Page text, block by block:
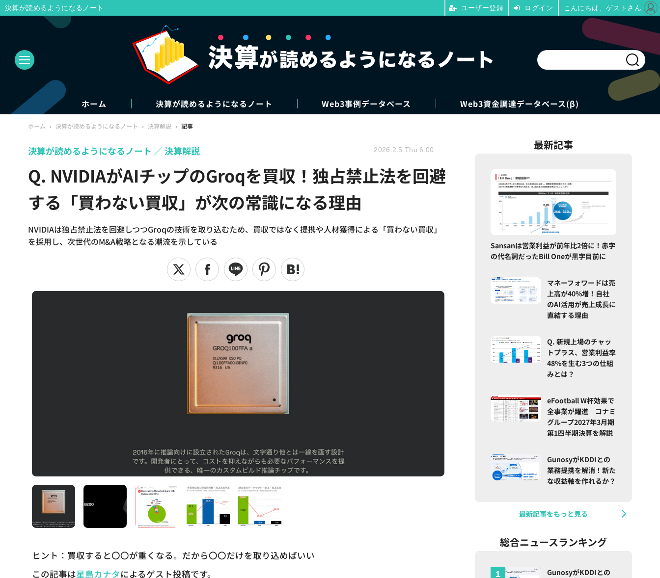
ホーム 決算が読めるようになるノート Web3事例データベース Web3資金調達データベース(β)
ホーム › 決算が読めるようになるノート › 決算解説 › 記事
Q. NVIDIAがAIチップのGroqを買収！独占禁止法を回避
する「買わない買収」が次の常識になる理由
NVIDIAは独占禁止法を回避しつつGroqの技術を取り込むため、買収ではなく提携や人材獲得による「買わない買収」
を採用し、次世代のM&A戦略となる潮流を示している
決算が読めるようになるノート 決算解説 2026.2.5 Thu 6:00
ヒント：買収すると〇〇が重くなる。だから〇〇だけを取り込めばいい
この記事は星島カナタによるゲスト投稿です。
最新記事
Sansanは営業利益が前年比2倍に！赤字
の代名詞だったBill Oneが黒字目前に
マネーフォワードは売
上高が40%増！自社
のAI活用が売上成長に
直結する理由
Q. 新規上場のチャッ
トプラス、営業利益率
48%を生む3つの仕組
みとは？
eFootball W杯効果で
全事業が躍進 コナミ
グループ2027年3月期
第1四半期決算を解説
GunosyがKDDIとの
業務提携を解消！新た
な収益軸を作れるか？
最新記事をもっと見る
総合ニュースランキング
GunosyがKDDIとの
決算が読めるようになるノート ユーザー登録 ログイン こんにちは、ゲストさん